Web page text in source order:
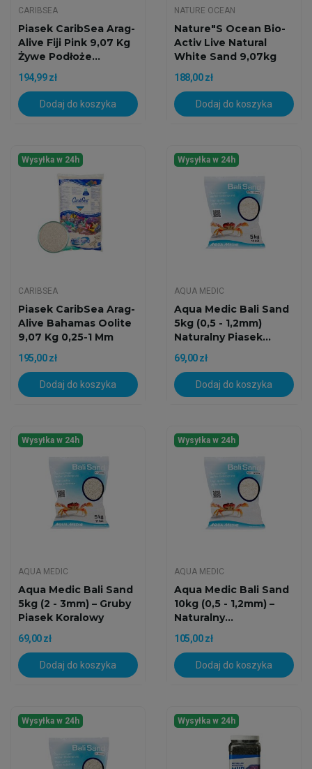
CARIBSEA
Piasek CaribSea Arag-
Alive Fiji Pink 9,07 Kg
Żywe Podłoże...
194,99 zł
Dodaj do koszyka
NATURE OCEAN
Nature"s Ocean Bio-
Activ Live Natural
White Sand 9,07kg
188,00 zł
Dodaj do koszyka
Wysyłka w 24h
CARIBSEA
Piasek CaribSea Arag-
Alive Bahamas Oolite
9,07 Kg 0,25-1 Mm
195,00 zł
Dodaj do koszyka
Wysyłka w 24h
AQUA MEDIC
Aqua Medic Bali Sand
5kg (0,5 - 1,2mm)
Naturalny Piasek...
69,00 zł
Dodaj do koszyka
Wysyłka w 24h
AQUA MEDIC
Aqua Medic Bali Sand
5kg (2 - 3mm) – Gruby
Piasek Koralowy
69,00 zł
Dodaj do koszyka
Wysyłka w 24h
AQUA MEDIC
Aqua Medic Bali Sand
10kg (0,5 - 1,2mm) –
Naturalny...
105,00 zł
Dodaj do koszyka
Wysyłka w 24h Wysyłka w 24h